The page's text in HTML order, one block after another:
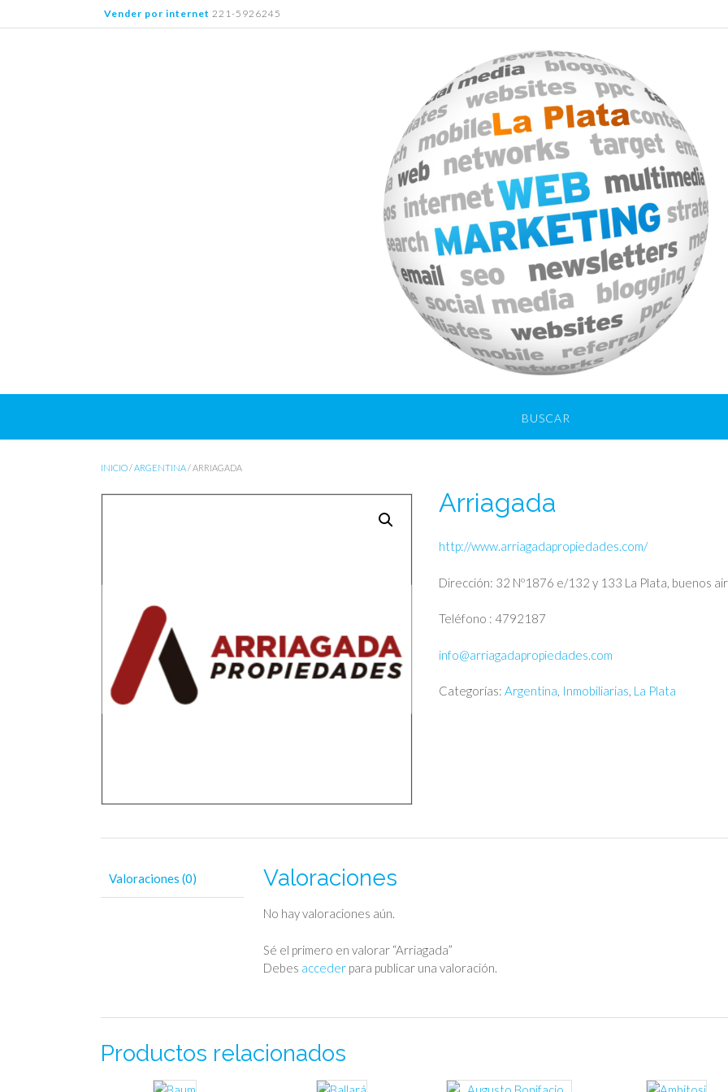
al
Vender por internet 221-5926245
BUSCAR
INICIO/ARGENTINA/ ARRIAGADA
Arriagada
http://www.arriagadapropiedades.com/
Dirección: 32 Nº1876 e/132 y 133 La Plata, buenos
Teléfono : 4792187
info@arriagadapropiedades.com
Categorías:Argentina, Inmobiliarias, La Plata
Valoraciones (0) Valoraciones
No hay valoraciones aún.
Sé el primero en valorar “Arriagada”
Debes acceder para publicar una valoración.
Productos relacionados